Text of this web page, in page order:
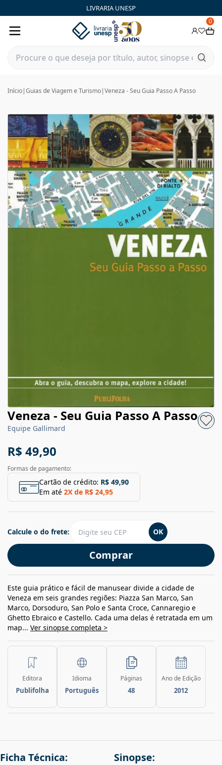
LIVRARIA UNESP
0
Início|Guias de Viagem e Turismo|Veneza - Seu Guia Passo A Passo
Veneza - Seu Guia Passo A Passo
Equipe Gallimard
R$ 49,90
Formas de pagamento:
Cartão de crédito: R$ 49,90
Em até 2X de R$ 24,95
Comprar
Calcule o do frete: OK
Este guia prático e fácil de manusear divide a cidade de
Veneza em seis grandes regiões: Piazza San Marco, San
Marco, Dorsoduro, San Polo e Santa Croce, Cannaregio e
Ghetto Ebraico e Castello. Cada uma delas é retratada em um
map... Ver sinopse completa >
Editora
Publifolha
Idioma
Português
Páginas
48
Ano de Edição
2012
Ficha Técnica: Sinopse: